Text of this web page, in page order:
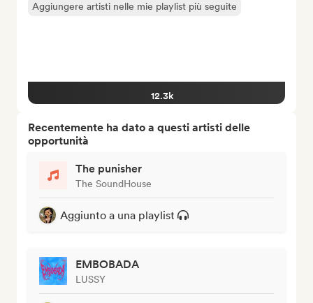
Aggiungere artisti nelle mie playlist più seguite
12.3k
Recentemente ha dato a questi artisti delle
opportunità
The punisher
The SoundHouse
Aggiunto a una playlist
EMBOBADA
LUSSY